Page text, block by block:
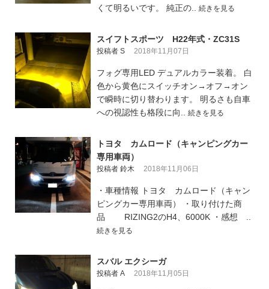
くて明るいです。 純正の.. 続きを見る
スイフトスポーツ H22年式・ZC31S
投稿者 S 2018年11月07日
フォグ専用LED デュアルカラー装着。 白
色から黄色にスイッチオン→オフ→オン
で瞬時に切り替わります。 明るさも自車
への視認性も格段に向.. 続きを見る
トヨタ カムロード（キャンピングカー
専用車両）
投稿者 鈴木 2018年11月06日
・車種情報 トヨタ カムロード（キャン
ピングカー専用車両） ・取り付けた商
品 RIZING2のH4、6000K ・感想 ..
続きを見る
スバル エクシーガ
投稿者 A 2018年11月05日